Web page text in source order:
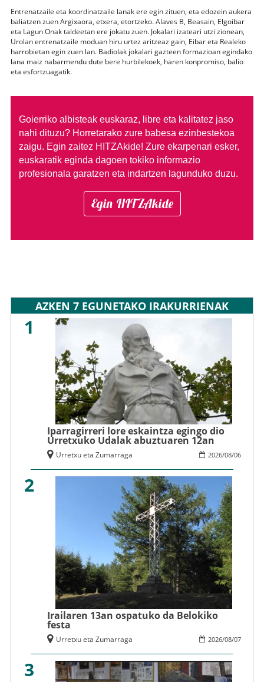
Entrenatzaile eta koordinatzaile lanak ere egin zituen, eta edozein aukera
baliatzen zuen Argixaora, etxera, etortzeko. Alaves B, Beasain, Elgoibar
eta Lagun Onak taldeetan ere jokatu zuen. Jokalari izateari utzi zionean,
Urolan entrenatzaile moduan hiru urtez aritzeaz gain, Eibar eta Realeko
harrobietan egin zuen lan. Badiolak jokalari gazteen formazioan egindako
lana maiz nabarmendu dute bere hurbilekoek, haren konpromiso, balio
eta esfortzuagatik.
Goierriko albisteak euskaraz, libre eta kalitatez jaso
nahi dituzu? Horretarako zure babesa ezinbestekoa
zaigu. Egin zaitez HITZAkide! Zure ekarpenari esker,
euskaratik eginda dagoen tokiko informazio
profesionala garatzen eta indartzen lagunduko duzu.
Egin HITZAkide
AZKEN 7 EGUNETAKO IRAKURRIENAK
1
Iparragirreri lore eskaintza egingo dio
Urretxuko Udalak abuztuaren 12an
2026/08/06
Urretxu eta Zumarraga
2
Irailaren 13an ospatuko da Belokiko
festa
2026/08/07
Urretxu eta Zumarraga
3